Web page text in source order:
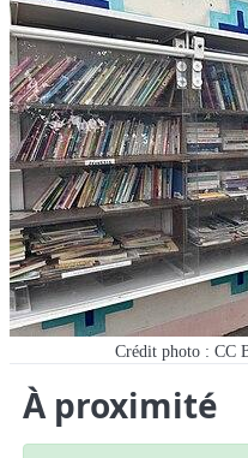
Crédit photo : CC
À proximité